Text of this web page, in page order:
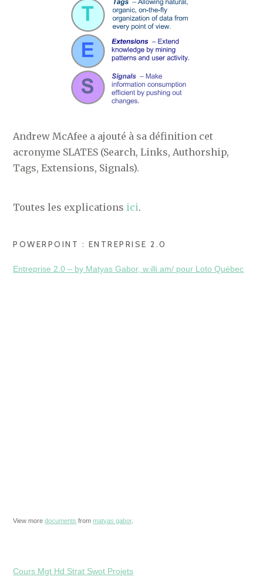
Andrew McAfee a ajouté à sa définition cet
acronyme SLATES (Search, Links, Authorship,
Tags, Extensions, Signals).
Toutes les explications ici.
POWERPOINT : ENTREPRISE 2.0
Entreprise 2.0 – by Matyas Gabor, w.illi.am/ pour Loto Québec
View moredocuments frommatyas gabor.
Cours Mgt Hd Strat Swot Projets